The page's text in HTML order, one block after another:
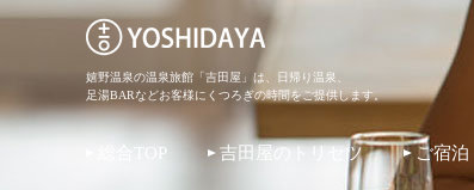
嬉野温泉の温泉旅館「吉田屋」は、日帰り温泉、
足湯BARなどお客様にくつろぎの時間をご提供します。
総合TOP 吉田屋のトリセツ ご宿泊